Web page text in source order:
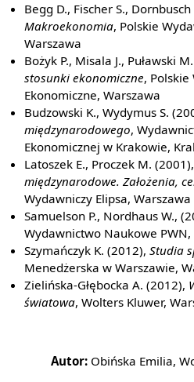
Begg D., Fischer S.,
Makroekonomia, Polskie
Warszawa
Bożyk P., Misala J., Puławski
stosunki ekonomiczne,
Ekonomiczne, Warszawa
Budzowski K., Wydymus S.
międzynarodowego,
Ekonomicznej w Krakowie,
Latoszek E., Proczek M. (2001),
międzynarodowe. Założenia,
Wydawniczy Elipsa, Warszawa
Samuelson P., Nordhaus W.,
Wydawnictwo Naukowe PWN,
Szymańczyk K. (2012),Studia
Menedżerska w Warszawie,
Zielińska-Głębocka A. (2012),
światowa, Wolters Kluwer,
Autor: Obińska Emilia,